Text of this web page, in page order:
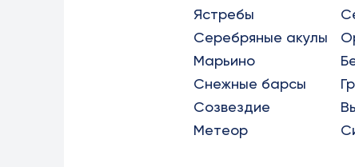
Ястребы
Серебряные акулы
Марьино
Снежные барсы
Созвездие
Метеор